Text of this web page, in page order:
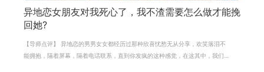
异地恋女朋友对我死心了，我不渣需要怎么做才能挽
回她?
【导师点评】 异地恋的男男女女都经历过那种欣喜忧愁无从分享，欢笑落泪不
能拥抱，隔着屏幕，隔着电话联系，直到你发疯的这种感觉，在这其中，我们